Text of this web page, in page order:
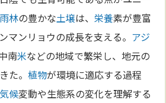
林の豊かな土壌は、栄養素が豊富
マンリョウの成長を支える。 アジ
南米などの地域で繁栄し、地元の
た。植物が環境に適応する過程
気候変動や生態系の変化を理解する